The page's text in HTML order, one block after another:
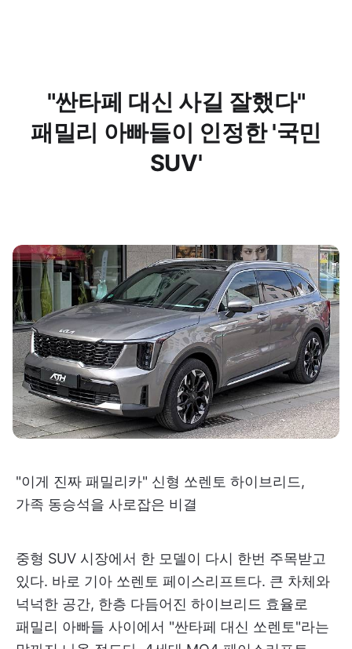
"싼타페 대신 사길 잘했다"
패밀리 아빠들이 인정한 '국민
SUV'
"이게 진짜 패밀리카" 신형 쏘렌토 하이브리드,
가족 동승석을 사로잡은 비결
중형 SUV 시장에서 한 모델이 다시 한번 주목받고
있다. 바로 기아 쏘렌토 페이스리프트다. 큰 차체와
넉넉한 공간, 한층 다듬어진 하이브리드 효율로
패밀리 아빠들 사이에서 "싼타페 대신 쏘렌토"라는